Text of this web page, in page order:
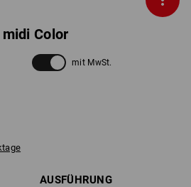
midi Color
mit MwSt.
AUSFÜHRUNG